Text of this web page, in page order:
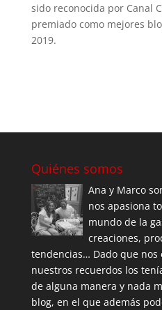
sido reconocida por Canal
premiado como mejores
2019.
Quiénes somos
Ana y Marco
nos apasiona
mundo de la
creaciones,
tendencias… Dado que nos
nuestros recuerdos los
de alguna manera y nada
blog, en el que además